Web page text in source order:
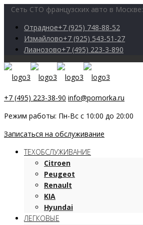
Сеть СТО французских авто в Москве:
Отрадное+7 (925) 748-88-52
Измайлово+7 (925) 543-51-27
Лианозово+7 (495) 223-3-890
+7 (495) 223-38-90 info@pomorka.ru
Режим работы: Пн-Вс с 10:00 до 20:00
Записаться на обслуживание
ТЕХОБСЛУЖИВАНИЕ
Citroen
Peugeot
Renault
KIA
Hyundai
ЛЕГКОВЫЕ